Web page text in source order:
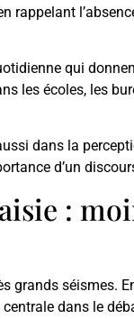
rappelant
qui
les écoles, les
dans la
d’un
:
grands séismes.
dans le